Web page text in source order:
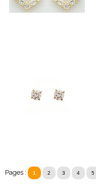
Pages : 1 2 3 4 5